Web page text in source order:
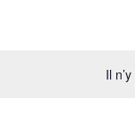
Il